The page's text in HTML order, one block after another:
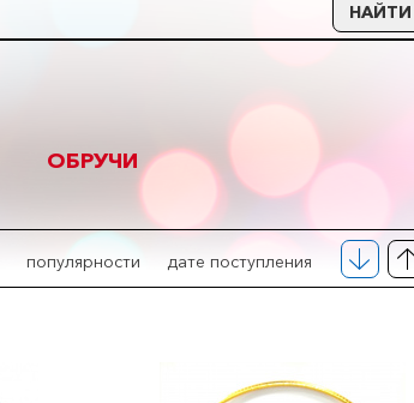
НАЙТИ
ОБРУЧИ
популярности дате поступления